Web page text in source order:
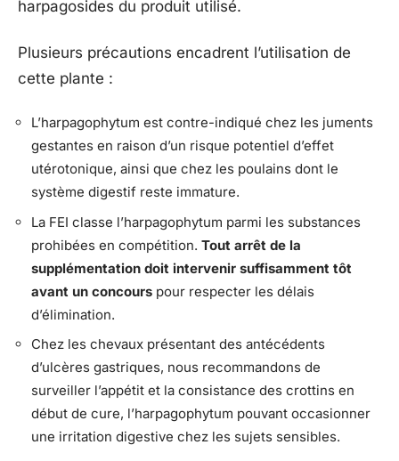
harpagosides du produit utilisé.
Plusieurs précautions encadrent l’utilisation de
cette plante :
L’harpagophytum est contre-indiqué chez les juments
gestantes en raison d’un risque potentiel d’effet
utérotonique, ainsi que chez les poulains dont le
système digestif reste immature.
La FEI classe l’harpagophytum parmi les substances
prohibées en compétition. Tout arrêt de la
supplémentation doit intervenir suffisamment tôt
avant un concours pour respecter les délais
d’élimination.
Chez les chevaux présentant des antécédents
d’ulcères gastriques, nous recommandons de
surveiller l’appétit et la consistance des crottins en
début de cure, l’harpagophytum pouvant occasionner
une irritation digestive chez les sujets sensibles.